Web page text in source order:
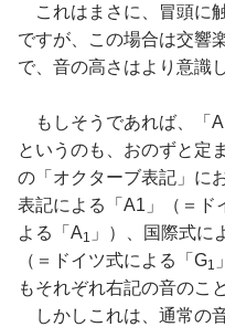
これはまさに、冒頭に
ですが、この場合は交響
で、音の高さはより意識
もしそうであれば、「A
というのも、おのずと定
の「オクターブ表記」に
表記による「A1」（＝ド
よる「A1 」）、国際式に
（＝ドイツ式による「G1
もそれぞれ右記の音のこ
しかしこれは、通常の